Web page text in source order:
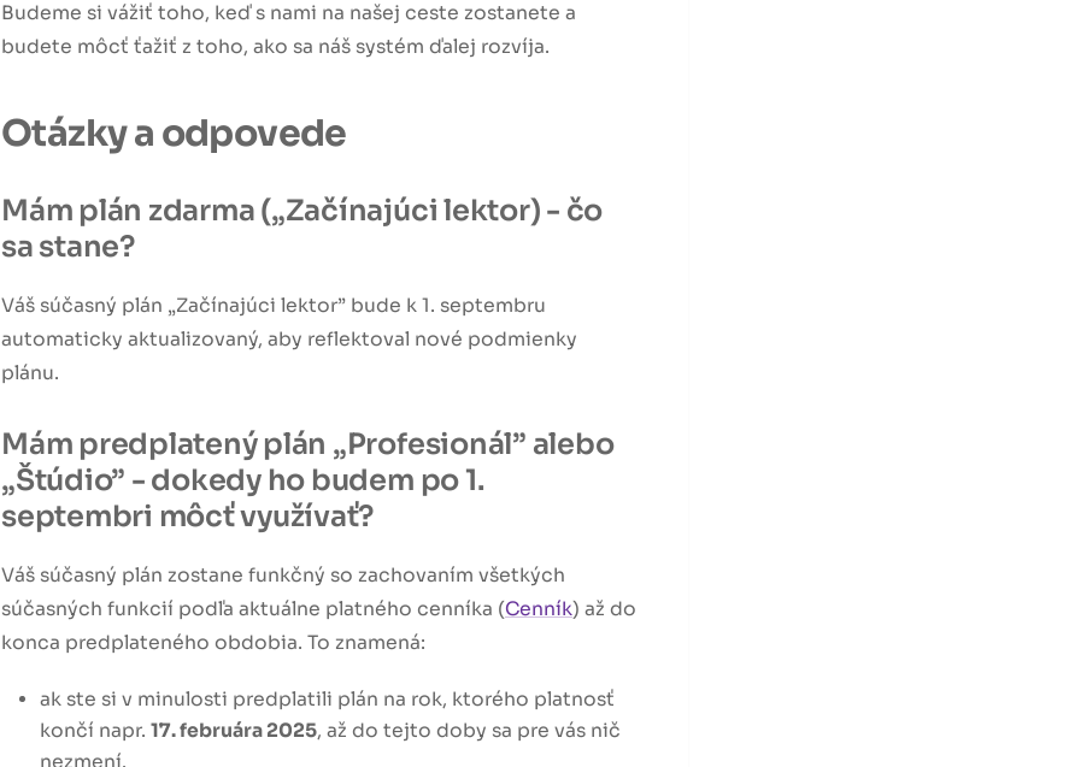
Budeme si vážiť toho, keď s nami na našej ceste zostanete a
budete môcť ťažiť z toho, ako sa náš systém ďalej rozvíja.
Otázky a odpovede
Mám plán zdarma („Začínajúci lektor) - čo
sa stane?
Váš súčasný plán „Začínajúci lektor” bude k 1. septembru
automaticky aktualizovaný, aby reflektoval nové podmienky
plánu.
Mám predplatený plán „Profesionál” alebo
„Štúdio” - dokedy ho budem po 1.
septembri môcť využívať?
Váš súčasný plán zostane funkčný so zachovaním všetkých
súčasných funkcií podľa aktuálne platného cenníka (Cenník) až do
konca predplateného obdobia. To znamená:
ak ste si v minulosti predplatili plán na rok, ktorého platnosť
končí napr. 17. februára 2025, až do tejto doby sa pre vás nič